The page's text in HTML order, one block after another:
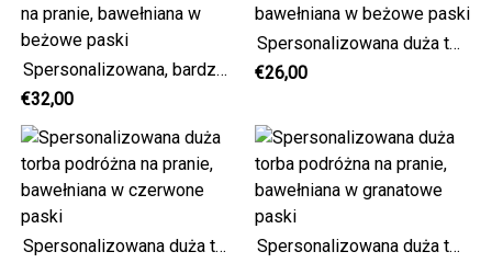
Spersonalizowana, bardzo duża torba podróżna na pranie, bawełniana w beżowe paski
€32,00
Spersonalizowana duża torba podróżna na pranie, bawełniana w beżowe paski
€26,00
Spersonalizowana duża torba podróżna na pranie, bawełniana w czerwone paski
Spersonalizowana duża torba podróżna na pranie, bawełniana w granatowe paski